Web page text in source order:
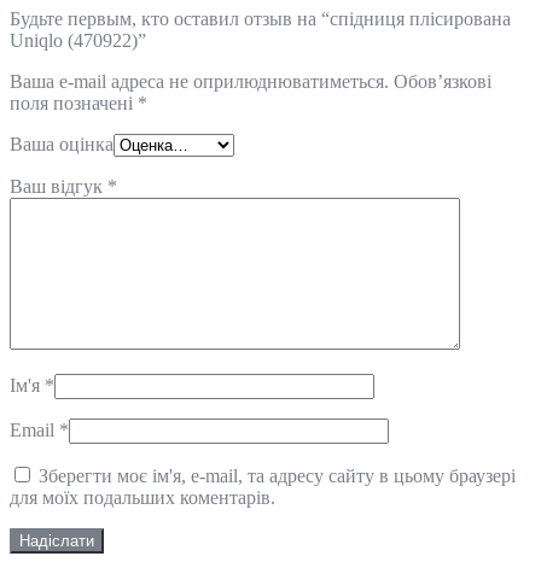
Будьте первым, кто оставил отзыв на “спідниця плісирована
Uniqlo (470922)”
Ваша e-mail адреса не оприлюднюватиметься. Обов’язкові
поля позначені *
Ваша оцінка
Ваш відгук *
Ім'я *
Email *
Зберегти моє ім'я, e-mail, та адресу сайту в цьому браузері
для моїх подальших коментарів.